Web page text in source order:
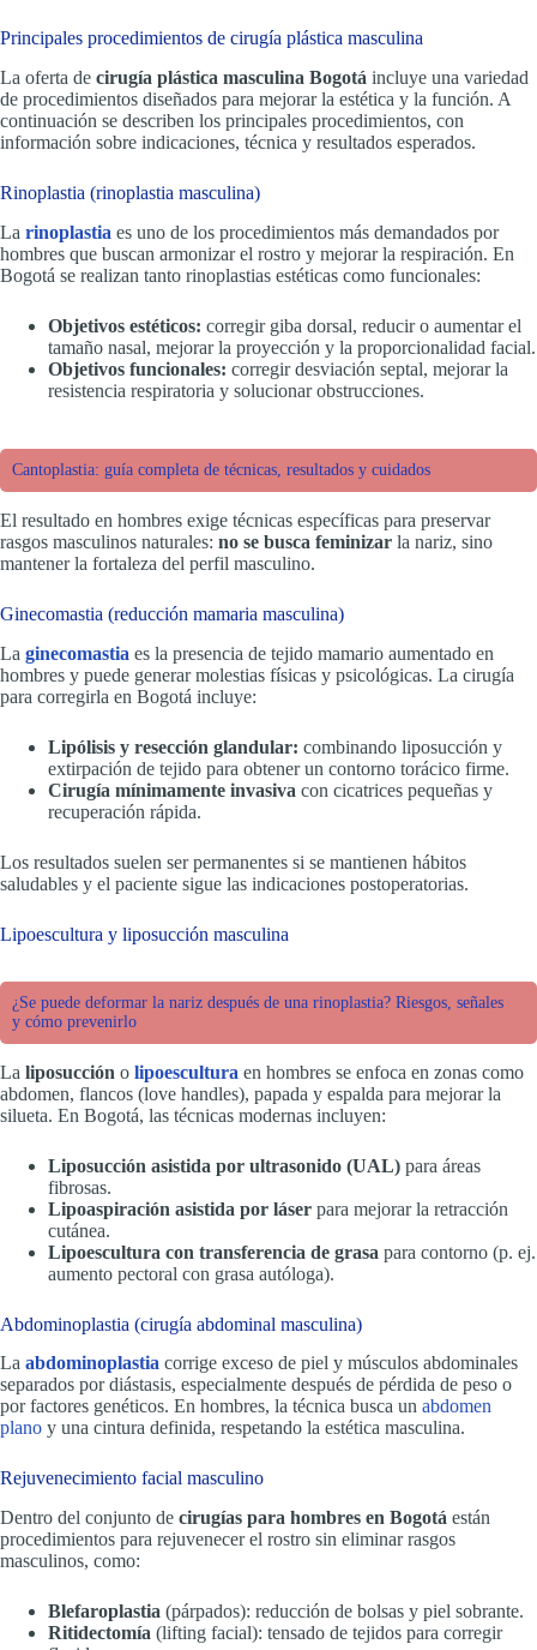
Principales procedimientos de cirugía plástica masculina
La oferta de cirugía plástica masculina Bogotá incluye una variedad
de procedimientos diseñados para mejorar la estética y la función. A
continuación se describen los principales procedimientos, con
información sobre indicaciones, técnica y resultados esperados.
Rinoplastia (rinoplastia masculina)
La rinoplastia es uno de los procedimientos más demandados por
hombres que buscan armonizar el rostro y mejorar la respiración. En
Bogotá se realizan tanto rinoplastias estéticas como funcionales:
Objetivos estéticos: corregir giba dorsal, reducir o aumentar el
tamaño nasal, mejorar la proyección y la proporcionalidad facial.
Objetivos funcionales: corregir desviación septal, mejorar la
resistencia respiratoria y solucionar obstrucciones.
Cantoplastia: guía completa de técnicas, resultados y cuidados
El resultado en hombres exige técnicas específicas para preservar
rasgos masculinos naturales: no se busca feminizar la nariz, sino
mantener la fortaleza del perfil masculino.
Ginecomastia (reducción mamaria masculina)
La ginecomastia es la presencia de tejido mamario aumentado en
hombres y puede generar molestias físicas y psicológicas. La cirugía
para corregirla en Bogotá incluye:
Lipólisis y resección glandular: combinando liposucción y
extirpación de tejido para obtener un contorno torácico firme.
Cirugía mínimamente invasiva con cicatrices pequeñas y
recuperación rápida.
Los resultados suelen ser permanentes si se mantienen hábitos
saludables y el paciente sigue las indicaciones postoperatorias.
Lipoescultura y liposucción masculina
¿Se puede deformar la nariz después de una rinoplastia? Riesgos, señales
y cómo prevenirlo
La liposucción o lipoescultura en hombres se enfoca en zonas como
abdomen, flancos (love handles), papada y espalda para mejorar la
silueta. En Bogotá, las técnicas modernas incluyen:
Liposucción asistida por ultrasonido (UAL) para áreas
fibrosas.
Lipoaspiración asistida por láser para mejorar la retracción
cutánea.
Lipoescultura con transferencia de grasa para contorno (p. ej.
aumento pectoral con grasa autóloga).
Abdominoplastia (cirugía abdominal masculina)
La abdominoplastia corrige exceso de piel y músculos abdominales
separados por diástasis, especialmente después de pérdida de peso o
por factores genéticos. En hombres, la técnica busca un abdomen
plano y una cintura definida, respetando la estética masculina.
Rejuvenecimiento facial masculino
Dentro del conjunto de cirugías para hombres en Bogotá están
procedimientos para rejuvenecer el rostro sin eliminar rasgos
masculinos, como:
Blefaroplastia (párpados): reducción de bolsas y piel sobrante.
Ritidectomía (lifting facial): tensado de tejidos para corregir